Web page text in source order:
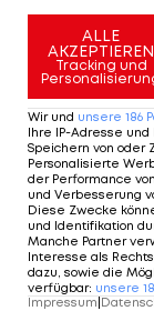
Samuel
Heraf: "Mit
gewinnen"
"Ich bin
Chancen
hätten wir
leider nur
dem
ALLE
AKZEPTIEREN
Tracking und
Wir und unsere 186
Ihre IP-Adresse
Speichern von oder
Personalisierte
der Performance
und Verbesserung
Diese Zwecke
und Identifikation
Manche Partner
Interesse als
dazu, sowie die
verfügbar: unsere
Impressum|